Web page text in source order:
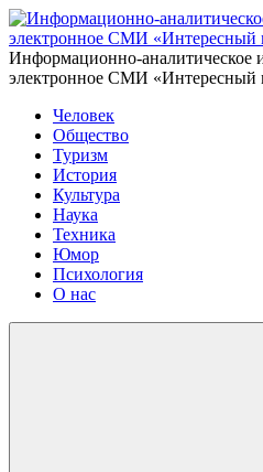
Информационно-аналитическое
электронное СМИ «Интересный
Человек
Общество
Туризм
История
Культура
Наука
Техника
Юмор
Психология
О нас